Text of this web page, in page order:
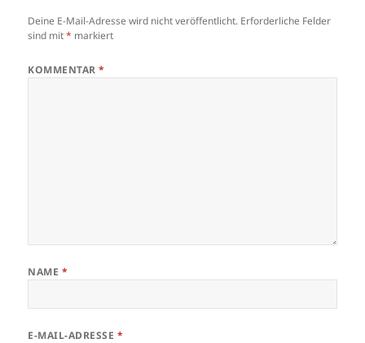
Deine E-Mail-Adresse wird nicht veröffentlicht. Erforderliche Felder
sind mit* markiert
KOMMENTAR*
NAME *
E-MAIL-ADRESSE *